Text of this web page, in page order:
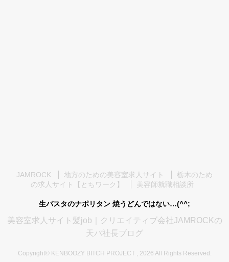
JAMROCK 地方のための美容室求人サイト
栃木のため
の求人サイト【とちワーク】
美容師就職相談所
生パスタのナポリタン 焼うどんではない…(^^;
美容室求人サイト髪job｜クリエイティブ会社JAMROCKの
天パ社長ブログ
Copyright© KENBOOZY BITCH PROJECT , 2026 All Rights Reserved.